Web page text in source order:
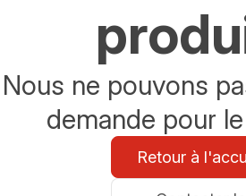
Nous ne pouvons
demande pour
Retour à